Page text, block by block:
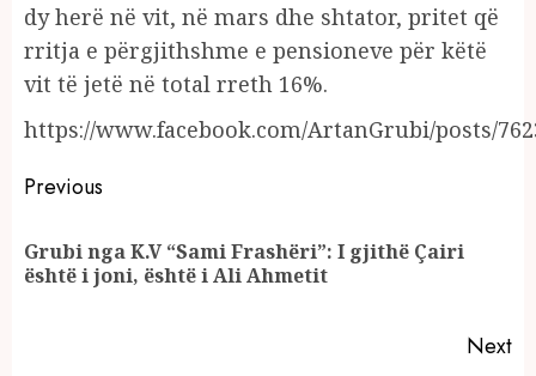
dy herë në vit, në mars dhe shtator, pritet që
rritja e përgjithshme e pensioneve për këtë
vit të jetë në total rreth 16%.
https://www.facebook.com/ArtanGrubi/posts/
Continue
Reading
Previous
Grubi nga K.V “Sami Frashëri”: I gjithë Çairi
është i joni, është i Ali Ahmetit
Next